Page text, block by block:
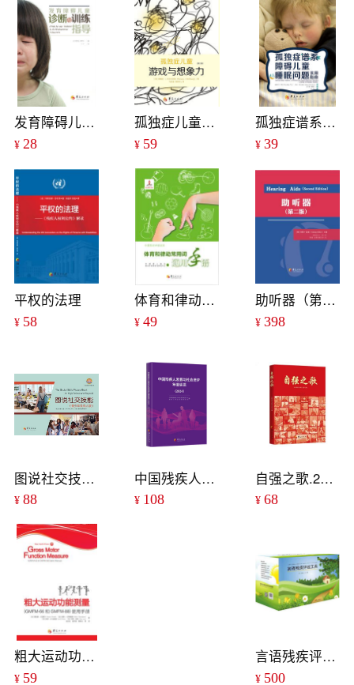
发育障碍儿童诊断与训练指导
¥ 28
孤独症儿童游戏与想象力:第二版
¥ 59
孤独症谱系障碍儿童睡眠问题实用指南
¥ 39
平权的法理
¥ 58
体育和律动常用词通用手语
¥49
助听器（第二版）
¥ 398
图说社交技能(青少年及成人版)
¥ 88
中国残疾人发展与社会进步年度纵览（2024）
¥ 108
自强之歌.2025
¥ 68
粗大运动功能测量（GMFM-66和GMFM-88）使用手册
¥ 59
言语残疾评定工具（另配评残表、定残表各5本）
¥ 500